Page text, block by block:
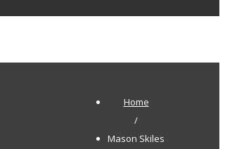
Home
/
Mason Skiles